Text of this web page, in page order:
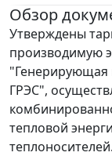
Обзор
Утверждены
производимую
"Генерирующая
ГРЭС",
тепловой
теплоносителей.